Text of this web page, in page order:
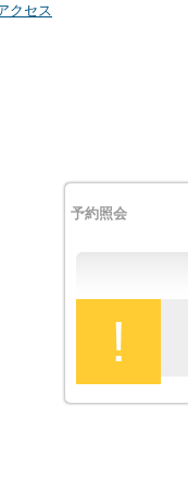
予約照会
!